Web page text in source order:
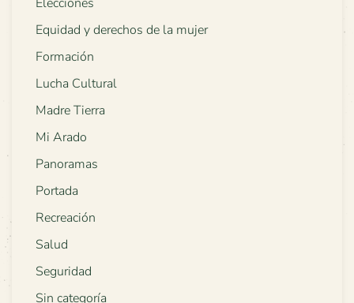
Equidad y derechos de la mujer
Formación
Lucha Cultural
Madre Tierra
Mi Arado
Panoramas
Portada
Recreación
Salud
Seguridad
Sin categoría